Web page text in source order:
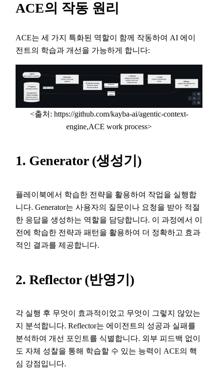
ACE의 작동 원리
ACE는 세 가지 특화된 역할이 함께 작동하여 AI 에이
전트의 학습과 개선을 가능하게 합니다:
<출처: https://github.com/kayba-ai/agentic-context-
engine,ACE work process>
1. Generator (생성기)
플레이북에서 학습한 전략을 활용하여 작업을 실행합
니다. Generator는 사용자의 질문이나 요청을 받아 적절
한 응답을 생성하는 역할을 담당합니다. 이 과정에서 이
전에 학습한 전략과 패턴을 활용하여 더 정확하고 효과
적인 결과를 제공합니다.
2. Reflector (반영기)
각 실행 후 무엇이 효과적이었고 무엇이 그렇지 않았는
지 분석합니다. Reflector는 에이전트의 성공과 실패를
분석하여 개선 포인트를 식별합니다. 외부 피드백 없이
도 자체 성찰을 통해 학습할 수 있는 능력이 ACE의 핵
심 강점입니다.